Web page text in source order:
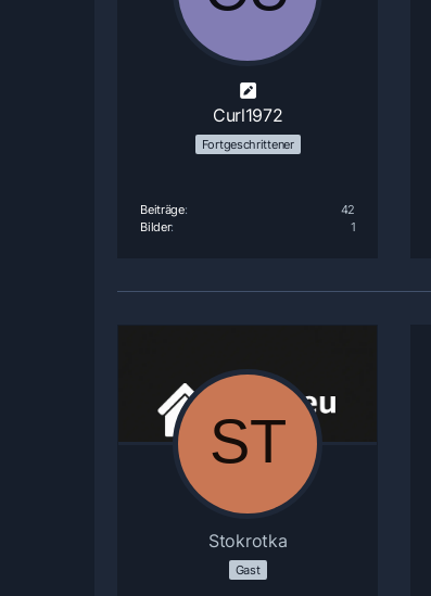
Curl1972
Fortgeschrittener
Beiträge
42
Bilder
1
Stokrotka
Gast